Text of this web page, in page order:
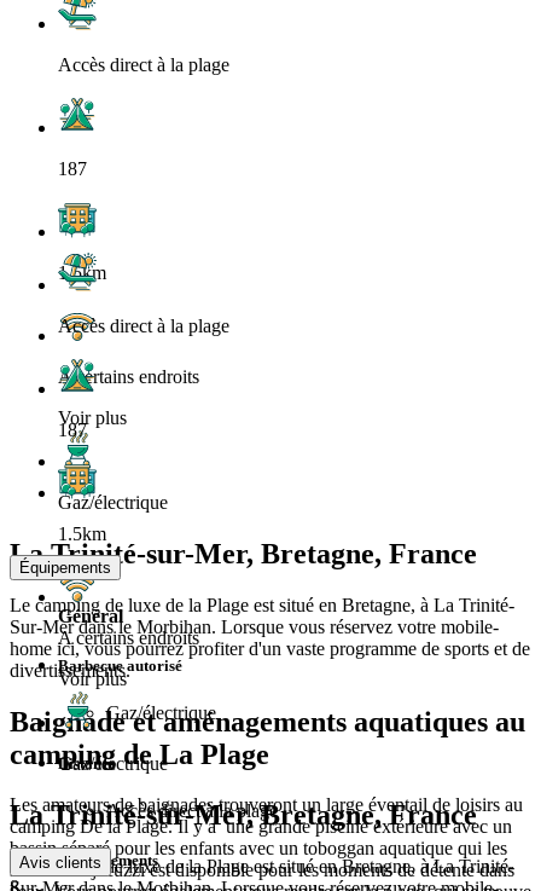
Accès direct à la plage
187
1.5km
A certains endroits
Voir plus
Gaz/électrique
La Trinité-sur-Mer, Bretagne, France
Le camping de luxe de la Plage est situé en Bretagne, à La Trinité-
Sur-Mer dans le Morbihan. Lorsque vous réservez votre mobile-
home ici, vous pourrez profiter d'un vaste programme de sports et de
divertissements.
Baignade et aménagements aquatiques au
camping de La Plage
Les amateurs de baignades trouveront un large éventail de loisirs au
camping De la Plage. Il y a une grande piscine extérieure avec un
bassin séparé pour les enfants avec un toboggan aquatique qui les
ravira. Un jacuzzi est disponible pour les moments de détente dans
Accès direct à la plage
187
1.5km
A certains endroits
Voir plus
Gaz/électrique
La Trinité-sur-Mer, Bretagne, France
Le camping de luxe de la Plage est situé en Bretagne, à La Trinité-
Équipements
Général
Barbecue autorisé
Gaz/électrique
Distance
Accès direct à la plage
Emplacements
Avis clients
8